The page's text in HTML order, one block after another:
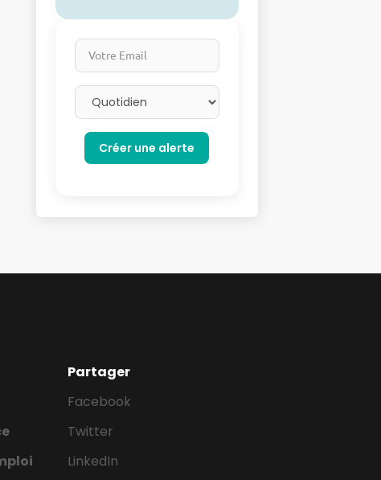
Votre Email
Email frequency
Partager
Facebook
Twitter
LinkedIn